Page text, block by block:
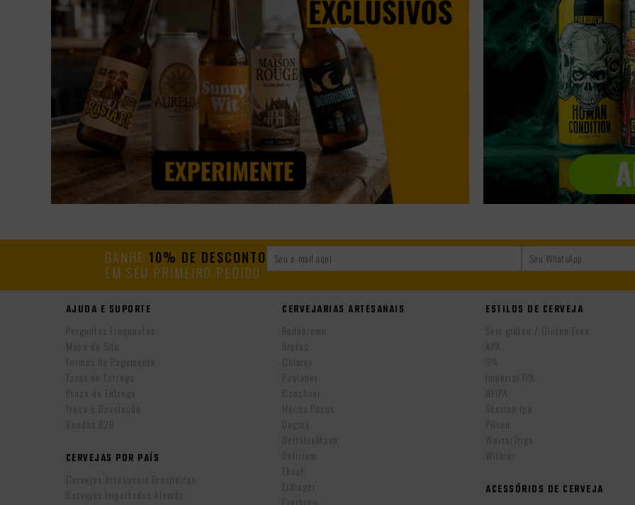
GANHE 10% DE DESCONTO
EM SEU PRIMEIRO PEDIDO
AJUDA E SUPORTE
Perguntas Frequentes
Mapa do Site
Formas de Pagamento
Taxas de Entrega
Prazo de Entrega
Troca e Devolução
Vendas B2B
CERVEJAS POR PAÍS
Cervejas Artesanais Brasileiras
Cervejas Importadas Alemãs
CERVEJARIAS ARTESANAIS
Bodebrown
Brotas
Chimay
Paulaner
Czechvar
Hocus Pocus
Dogma
DeHalveMaan
Delirium
Ekaut
Erdinger
Everbrew
ESTILOS DE CERVEJA
Sem glúten / Gluten Free
APA
IPA
Imperial IPA
NEIPA
Session Ipa
Pilsen
Weiss/Trigo
Witbier
ACESSÓRIOS DE CERVEJA